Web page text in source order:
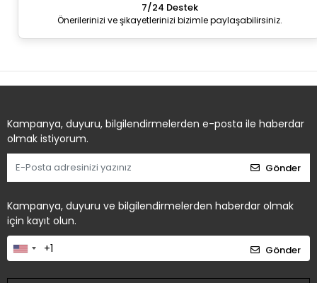
7/24 Destek
Önerilerinizi ve şikayetlerinizi bizimle paylaşabilirsiniz.
Kampanya, duyuru, bilgilendirmelerden e-posta ile haberdar
olmak istiyorum.
Gönder
Kampanya, duyuru ve bilgilendirmelerden haberdar olmak
için kayıt olun.
Gönder